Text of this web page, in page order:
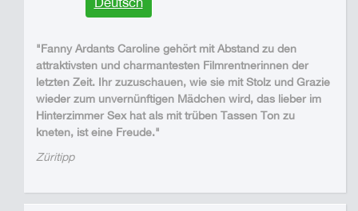
"Fanny Ardants Caroline gehört mit Abstand zu den
attraktivsten und charmantesten Filmrentnerinnen der
letzten Zeit. Ihr zuzuschauen, wie sie mit Stolz und Grazie
wieder zum unvernünftigen Mädchen wird, das lieber im
Hinterzimmer Sex hat als mit trüben Tassen Ton zu
kneten, ist eine Freude."
Züritipp